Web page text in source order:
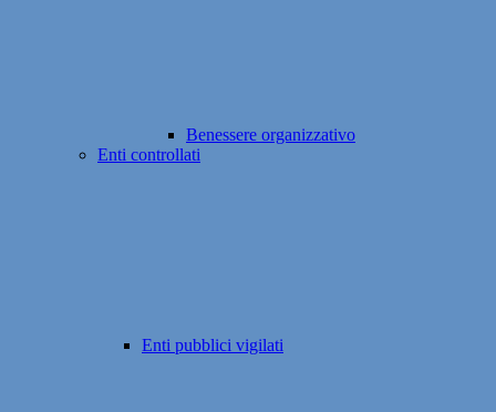
Benessere organizzativo
Enti controllati
Enti pubblici vigilati